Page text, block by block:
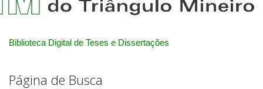
Biblioteca Digital de Teses e Dissertações
Página de Busca